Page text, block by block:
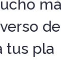
má
de
tus pla